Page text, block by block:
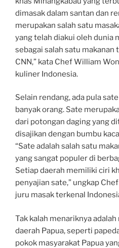
dimasak dalam santan dan
merupakan salah satu
yang telah diakui oleh dunia
sebagai salah satu makanan
CNN,” kata Chef William
kuliner Indonesia.
Selain rendang, ada pula
banyak orang. Sate
dari potongan daging yang
disajikan dengan bumbu
“Sate adalah salah satu
yang sangat populer di
Setiap daerah memiliki ciri
penyajian sate,” ungkap
juru masak terkenal
Tak kalah menariknya
daerah Papua, seperti
pokok masyarakat Papua